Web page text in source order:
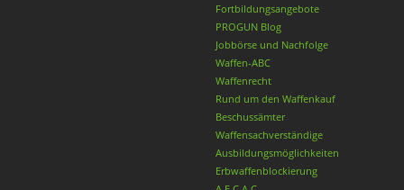
Fortbildungsangebote
PROGUN Blog
Jobbörse und Nachfolge
Waffen-ABC
Waffenrecht
Rund um den Waffenkauf
Beschussämter
Waffensachverständige
Ausbildungsmöglichkeiten
Erbwaffenblockierung